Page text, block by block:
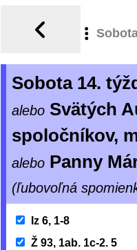
Sobota 14.
alebo Svätých
spoločníkov,
alebo Panny
(ľubovoľná
Iz 6, 1-8
Ž 93, 1ab. 1c-2. 5